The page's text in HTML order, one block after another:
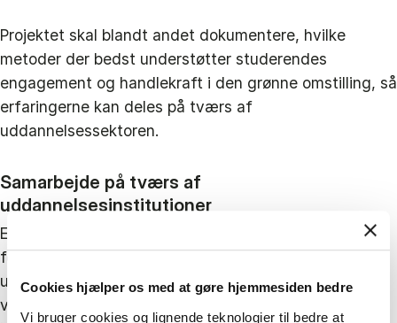
Cookies hjælper os med at gøre hjemmesiden bedre
Vi bruger cookies og lignende teknologier til bedre at
Projektet skal blandt andet dokumentere, hvilke
metoder der bedst understøtter studerendes
engagement og handlekraft i den grønne omstilling, så
erfaringerne kan deles på tværs af
uddannelsessektoren.
Samarbejde på tværs af
uddannelsesinstitutioner
En vigtig del af RELATE er etableringen af et netværk
for undervisere og ansatte på tværs af
uddannelsesinstitutioner. Formålet er at styrke
videndeling og udvikle nye læringsformater inden for